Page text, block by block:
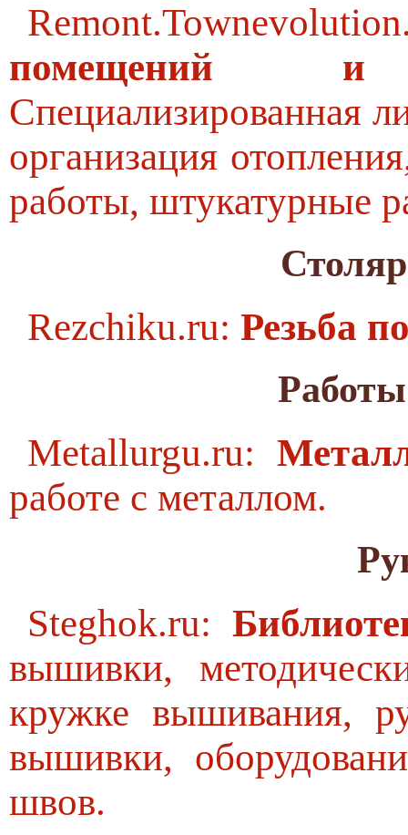
помещений и
Специализированная
организация
работы, штукатурные
Rezchiku.ru: Резьба
Metallurgu.ru:
работе с металлом.
Steghok.ru:
вышивки,
кружке вышивания,
вышивки,
швов.